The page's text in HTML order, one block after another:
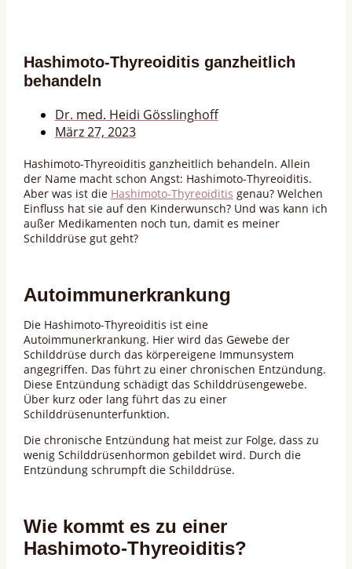
Hashimoto-Thyreoiditis ganzheitlich
behandeln
Dr. med. Heidi Gösslinghoff
März 27, 2023
Hashimoto-Thyreoiditis ganzheitlich behandeln. Allein
der Name macht schon Angst: Hashimoto-Thyreoiditis.
Aber was ist die Hashimoto-Thyreoiditis genau? Welchen
Einfluss hat sie auf den Kinderwunsch? Und was kann ich
außer Medikamenten noch tun, damit es meiner
Schilddrüse gut geht?
Autoimmunerkrankung
Die Hashimoto-Thyreoiditis ist eine
Autoimmunerkrankung. Hier wird das Gewebe der
Schilddrüse durch das körpereigene Immunsystem
angegriffen. Das führt zu einer chronischen Entzündung.
Diese Entzündung schädigt das Schilddrüsengewebe.
Über kurz oder lang führt das zu einer
Schilddrüsenunterfunktion.
Die chronische Entzündung hat meist zur Folge, dass zu
wenig Schilddrüsenhormon gebildet wird. Durch die
Entzündung schrumpft die Schilddrüse.
Wie kommt es zu einer
Hashimoto-Thyreoiditis?